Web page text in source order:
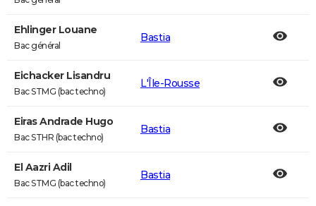
Ehlinger Louane
Bac général
Bastia
Eichacker Lisandru
Bac STMG (bac techno)
L'Île-Rousse
Eiras Andrade Hugo
Bac STHR (bac techno)
Bastia
El Aazri Adil
Bac STMG (bac techno)
Bastia